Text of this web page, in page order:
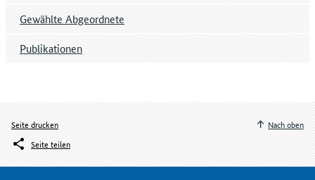
Gewählte Abgeordnete
Publikationen
Seite drucken
Seite teilen
Nach oben